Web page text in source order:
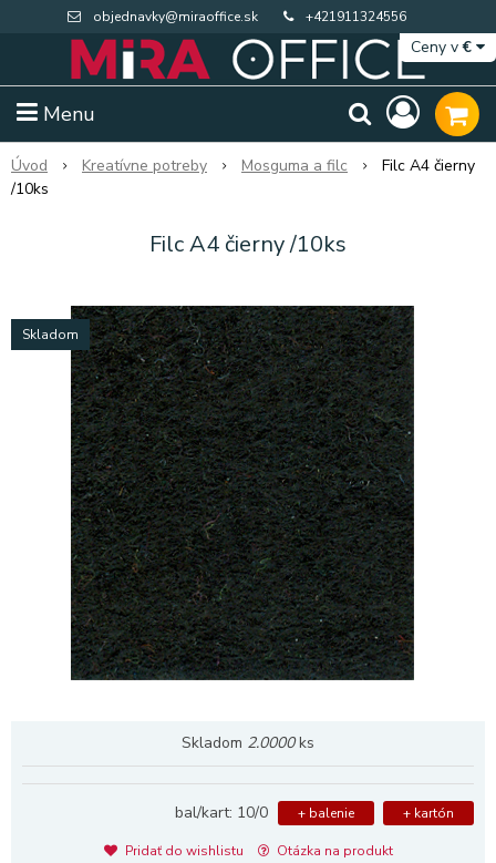
objednavky@miraoffice.sk +421911324556
Menu
Ceny v€
Extra výpredaj zásob Výpredaj BTS
Úvod Kreatívne potreby Mosguma a filc
Filc A4 čierny
/10ks
Filc A4 čierny /10ks
Skladom
Skladom 2.0000ks
bal/kart: 10/0 + balenie + kartón
Pridať do wishlistu Otázka na produkt